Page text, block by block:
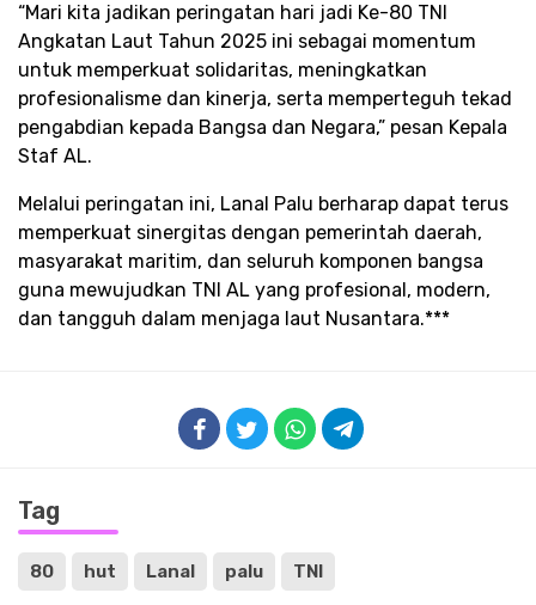
“Mari kita jadikan peringatan hari jadi Ke-80 TNI
Angkatan Laut Tahun 2025 ini sebagai momentum
untuk memperkuat solidaritas, meningkatkan
profesionalisme dan kinerja, serta memperteguh tekad
pengabdian kepada Bangsa dan Negara,” pesan Kepala
Staf AL.
Melalui peringatan ini, Lanal Palu berharap dapat terus
memperkuat sinergitas dengan pemerintah daerah,
masyarakat maritim, dan seluruh komponen bangsa
guna mewujudkan TNI AL yang profesional, modern,
dan tangguh dalam menjaga laut Nusantara.***
Tag
80 hut Lanal palu TNI